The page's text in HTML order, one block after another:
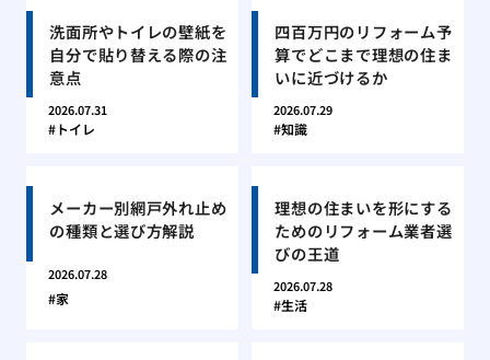
洗面所やトイレの壁紙を
自分で貼り替える際の注
意点
2026.07.31
トイレ
四百万円のリフォーム予
算でどこまで理想の住ま
いに近づけるか
2026.07.29
知識
メーカー別網戸外れ止め
の種類と選び方解説
2026.07.28
家
理想の住まいを形にする
ためのリフォーム業者選
びの王道
2026.07.28
生活